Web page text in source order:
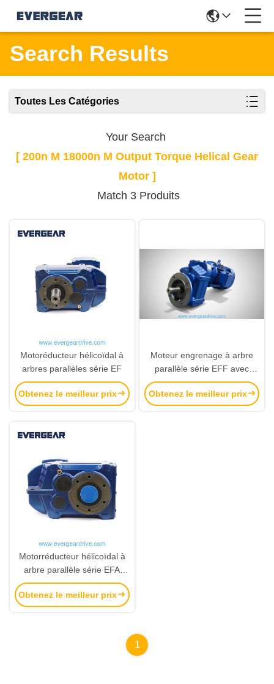
Search Results
Toutes Les Catégories
Your Search
[ 200n M 18000n M Output Torque Helical Gear
Motor ]
Match 3 Produits
Motoréducteur hélicoïdal à
arbres parallèles série EF
Obtenez le meilleur prix
Moteur engrenage à arbre
parallèle série EFF avec
plage de puissance de 0,18
kW à 200 kW et couple de
sortie de 200 Nm à 18000
Obtenez le meilleur prix
Motorréducteur hélicoïdal à
arbre parallèle série EFA
avec une plage de puissance
de 0,18 kW à 200 kW et un
couple de sortie de 200 N.m
Obtenez le meilleur prix
1